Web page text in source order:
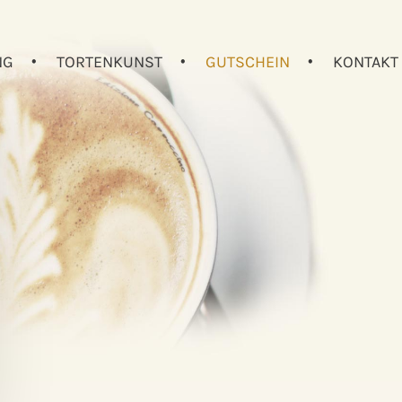
TORTENKUNST GUTSCHEIN KONTAKT